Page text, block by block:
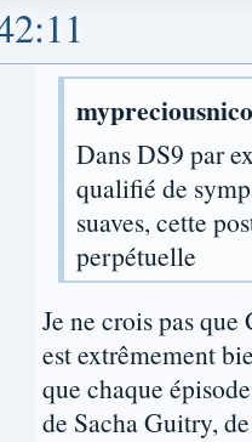
Dans DS9 par
qualifié de
suaves, cette
perpétuelle
Je ne crois pas
est extrêmement
que chaque
de Sacha Guitry,